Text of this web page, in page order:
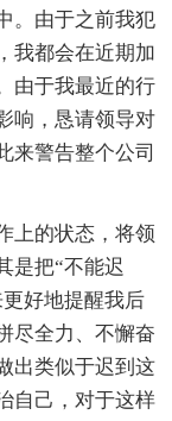
。由于之前我犯
我都会在近期加
由于我最近的行
响，恳请领导对
来警告整个公司
上的状态，将领
是把“不能迟
好地提醒我后
尽全力、不懈奋
出类似于迟到这
自己，对于这样